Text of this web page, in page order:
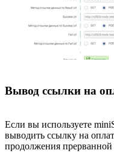
Вывод ссылки на
Если вы используете
выводить ссылку на
продолжения